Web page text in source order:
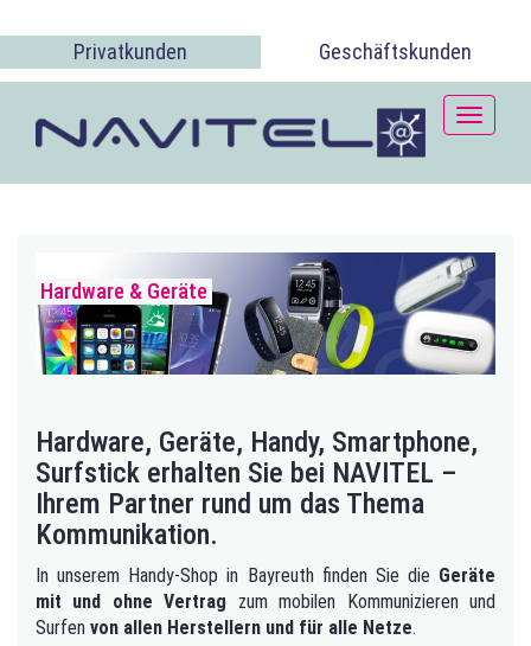
Privatkunden Geschäftskunden
Toggle
Hardware & Geräte
Hardware, Geräte, Handy, Smartphone,
Surfstick erhalten Sie bei NAVITEL –
Ihrem Partner rund um das Thema
Kommunikation.
In unserem Handy-Shop in Bayreuth finden Sie die Geräte
mit und ohne Vertrag zum mobilen Kommunizieren und
Surfen von allen Herstellern und für alle Netze.